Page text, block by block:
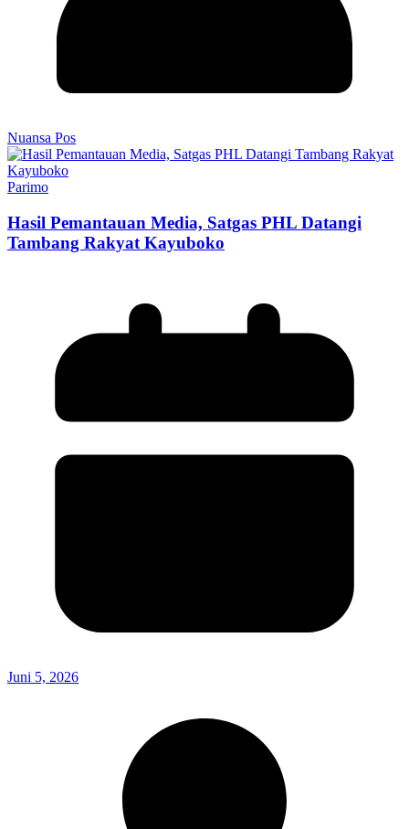
Nuansa Pos
Parimo
Hasil Pemantauan Media, Satgas PHL Datangi
Tambang Rakyat Kayuboko
Juni 5, 2026